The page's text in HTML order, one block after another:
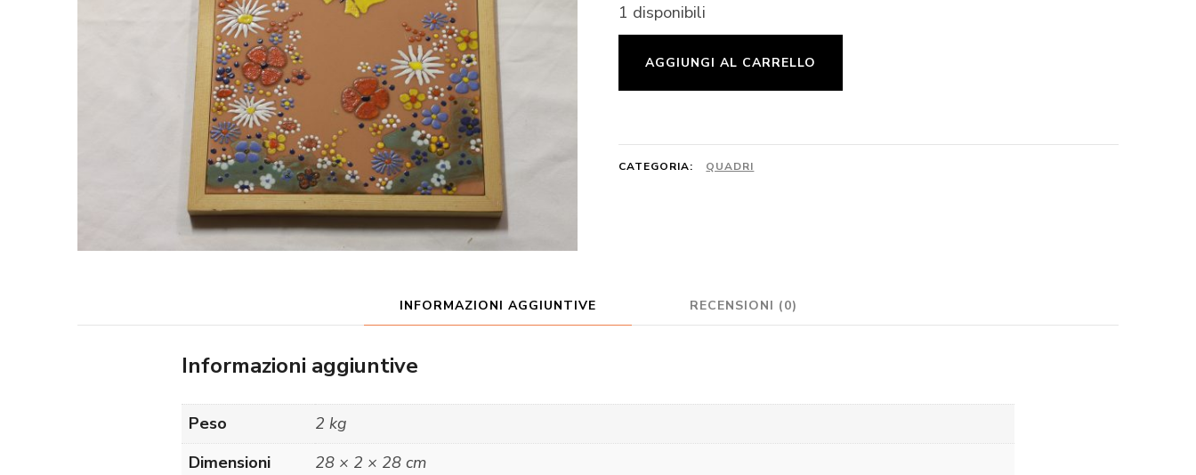
1 disponibili
AGGIUNGI AL CARRELLO
CATEGORIA: QUADRI
INFORMAZIONI AGGIUNTIVE RECENSIONI (0)
Informazioni aggiuntive
Peso
2 kg
Dimensioni
28 × 2 × 28 cm